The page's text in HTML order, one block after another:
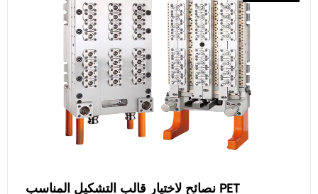
نصائح لاختيار قالب التشكيل المناسب PET